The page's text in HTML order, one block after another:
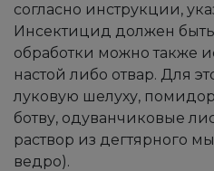
согласно инструкции,
Инсектицид должен быть
обработки можно также
настой либо отвар. Для
луковую шелуху,
ботву, одуванчиковые
раствор из дегтярного
ведро).